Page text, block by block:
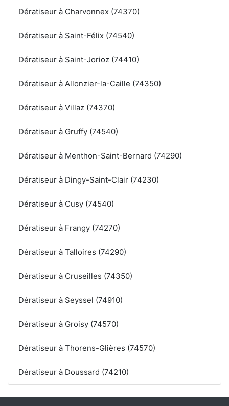
Dératiseur à Charvonnex (74370)
Dératiseur à Saint-Félix (74540)
Dératiseur à Saint-Jorioz (74410)
Dératiseur à Allonzier-la-Caille (74350)
Dératiseur à Villaz (74370)
Dératiseur à Gruffy (74540)
Dératiseur à Menthon-Saint-Bernard (74290)
Dératiseur à Dingy-Saint-Clair (74230)
Dératiseur à Cusy (74540)
Dératiseur à Frangy (74270)
Dératiseur à Talloires (74290)
Dératiseur à Cruseilles (74350)
Dératiseur à Seyssel (74910)
Dératiseur à Groisy (74570)
Dératiseur à Thorens-Glières (74570)
Dératiseur à Doussard (74210)